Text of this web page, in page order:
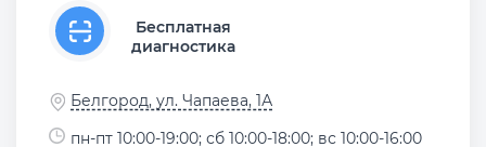
Бесплатная
диагностика
Белгород, ул. Чапаева, 1А
пн-пт 10:00-19:00; сб 10:00-18:00; вс 10:00-16:00